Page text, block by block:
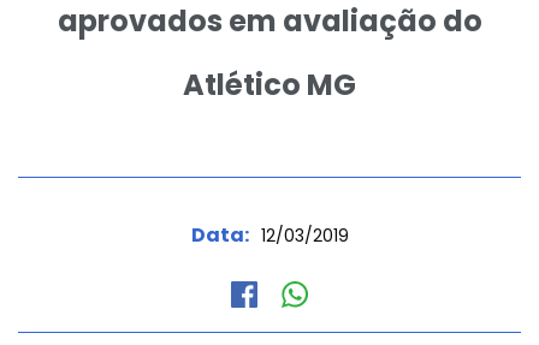
aprovados em avaliação do
Atlético MG
Data: 12/03/2019